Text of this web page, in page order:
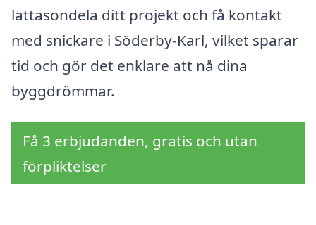
lättasondela ditt projekt och få kontakt
med snickare i Söderby-Karl, vilket sparar
tid och gör det enklare att nå dina
byggdrömmar.
Få 3 erbjudanden, gratis och utan
förpliktelser